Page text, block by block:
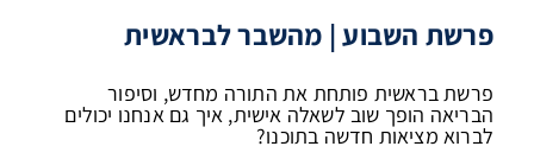
פרשת השבוע | מהשבר לבראשית
פרשת בראשית פותחת את התורה מחדש, וסיפור
הבריאה הופך שוב לשאלה אישית, איך גם אנחנו יכולים
לברוא מציאות חדשה בתוכנו?